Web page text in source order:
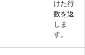
けた行
数を返
しま
す。